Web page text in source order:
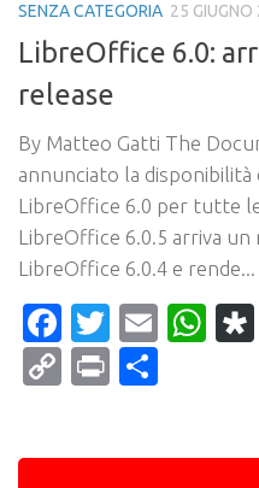
SENZA CATEGORIA 25 GIUGNO
LibreOffice 6.0:
release
By Matteo Gatti The
annunciato la
LibreOffice 6.0 per tutte
LibreOffice 6.0.5 arriva un
LibreOffice 6.0.4 e rende...
Facebook
Twitter
Email
CopyPrint